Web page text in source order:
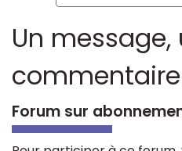
Un message,
Forum sur